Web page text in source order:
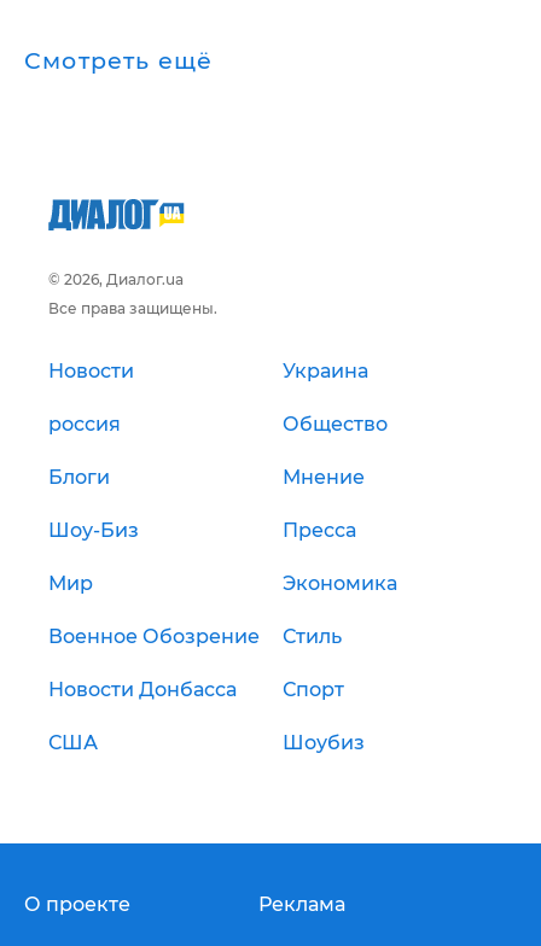
Смотреть ещё
© 2026, Диалог.ua
Все права защищены.
Новости Украина
россия Общество
Блоги Мнение
Шоу-Биз Пресса
Мир Экономика
Военное Обозрение Стиль
Новости Донбасса Спорт
США Шоубиз
О проекте Реклама